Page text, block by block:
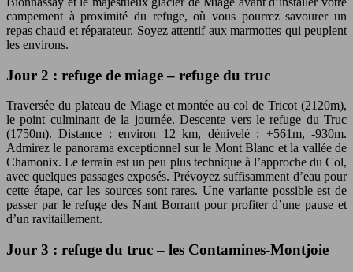
campement à proximité du refuge, où vous pourrez savourer un
repas chaud et réparateur. Soyez attentif aux marmottes qui peuplent
les environs.
Jour 2 : refuge de miage – refuge du truc
Traversée du plateau de Miage et montée au col de Tricot (2120m),
le point culminant de la journée. Descente vers le refuge du Truc
(1750m). Distance : environ 12 km, dénivelé : +561m, -930m.
Admirez le panorama exceptionnel sur le Mont Blanc et la vallée de
Chamonix. Le terrain est un peu plus technique à l’approche du Col,
avec quelques passages exposés. Prévoyez suffisamment d’eau pour
cette étape, car les sources sont rares. Une variante possible est de
passer par le refuge des Nant Borrant pour profiter d’une pause et
d’un ravitaillement.
Jour 3 : refuge du truc – les Contamines-Montjoie